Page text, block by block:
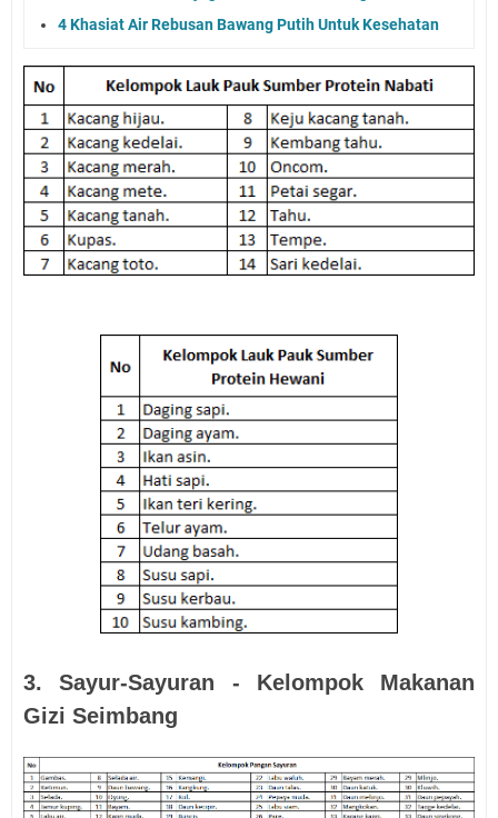
4 Khasiat Air Rebusan Bawang Putih Untuk Kesehatan
3. Sayur-Sayuran - Kelompok Makanan
Gizi Seimbang